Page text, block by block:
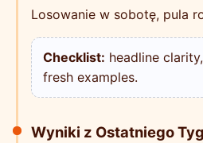
Losowanie w sobotę, pula
Checklist: headline
fresh examples.
Wyniki z Ostatniego